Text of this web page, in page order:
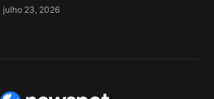
julho 23, 2026